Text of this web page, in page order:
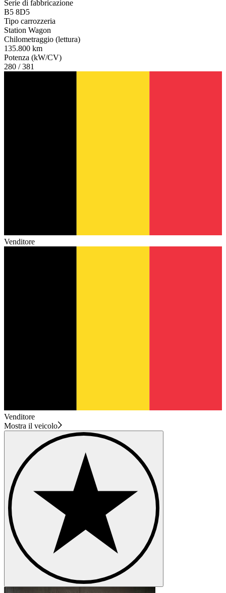
Serie di fabbricazione
B5 8D5
Tipo carrozzeria
Station Wagon
Chilometraggio (lettura)
135.800 km
Potenza (kW/CV)
280 / 381
Venditore
Venditore
Mostra il veicolo